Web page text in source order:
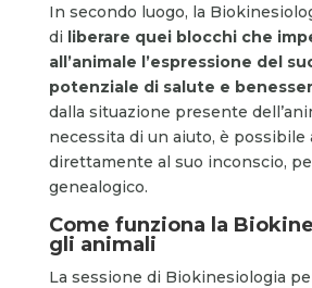
In secondo luogo, la
di liberare quei blocchi che
all’animale l’espressione del
potenziale di salute e
dalla situazione presente
necessita di un aiuto, è possibile
direttamente al suo inconscio,
genealogico.
Come funziona la
gli animali
La sessione di Biokinesiologia